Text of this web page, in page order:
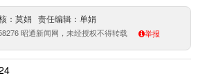
：莫娟 责任编辑：单娟
昭通新闻网，未经授权不得转载 举报